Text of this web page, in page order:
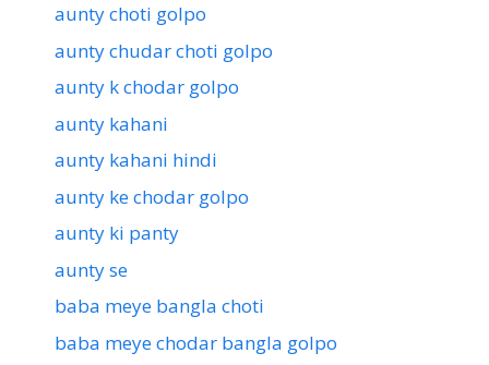
aunty choti golpo
aunty chudar choti golpo
aunty k chodar golpo
aunty kahani
aunty kahani hindi
aunty ke chodar golpo
aunty ki panty
aunty se
baba meye bangla choti
baba meye chodar bangla golpo